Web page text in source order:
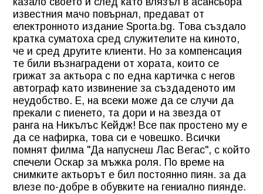
известния мачо повърнал, предават от
електронното издание Sporta.bg. Това създало
кратка суматоха сред служителите на киното,
че и сред другите клиенти. Но за компенсация
те били възнаградени от хората, които се
грижат за актьора с по една картичка с негов
автограф като извинение за създаденото им
неудобство. Е, на всеки може да се случи да
прекали с пиенето, та дори и на звезда от
ранга на Никълъс Кейдж! Все пак простено му е
да се нафирка, това си е човешко. Всички
помнят филма "Да напуснеш Лас Вегас", с който
спечели Оскар за мъжка роля. По време на
снимките актьорът е бил постоянно пиян. за да
влезе по-добре в обувките на гениално пиянде.